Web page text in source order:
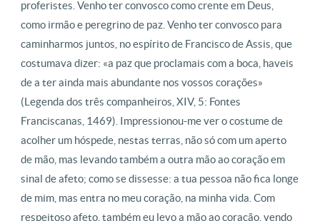
proferistes. Venho ter convosco como crente em Deus,
como irmão e peregrino de paz. Venho ter convosco para
caminharmos juntos, no espírito de Francisco de Assis, que
costumava dizer: «a paz que proclamais com a boca, haveis
de a ter ainda mais abundante nos vossos corações»
(Legenda dos três companheiros, XIV, 5: Fontes
Franciscanas, 1469). Impressionou-me ver o costume de
acolher um hóspede, nestas terras, não só com um aperto
de mão, mas levando também a outra mão ao coração em
sinal de afeto; como se dissesse: a tua pessoa não fica longe
de mim, mas entra no meu coração, na minha vida. Com
respeitoso afeto, também eu levo a mão ao coração, vendo